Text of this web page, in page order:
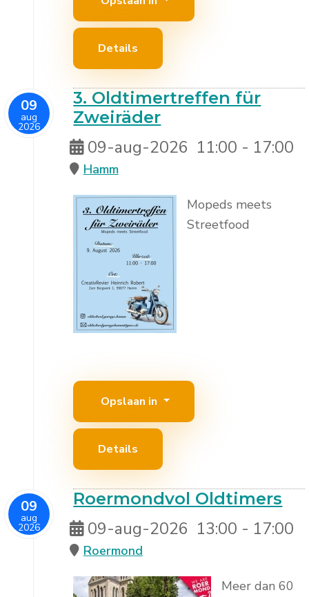
Details
09
aug
2026
3. Oldtimertreffen für
Zweiräder
09-aug-2026 11:00 - 17:00
Hamm
Mopeds meets
Streetfood
Opslaan in
Details
09
aug
2026
Roermondvol Oldtimers
09-aug-2026 13:00 - 17:00
Roermond
Meer dan 60